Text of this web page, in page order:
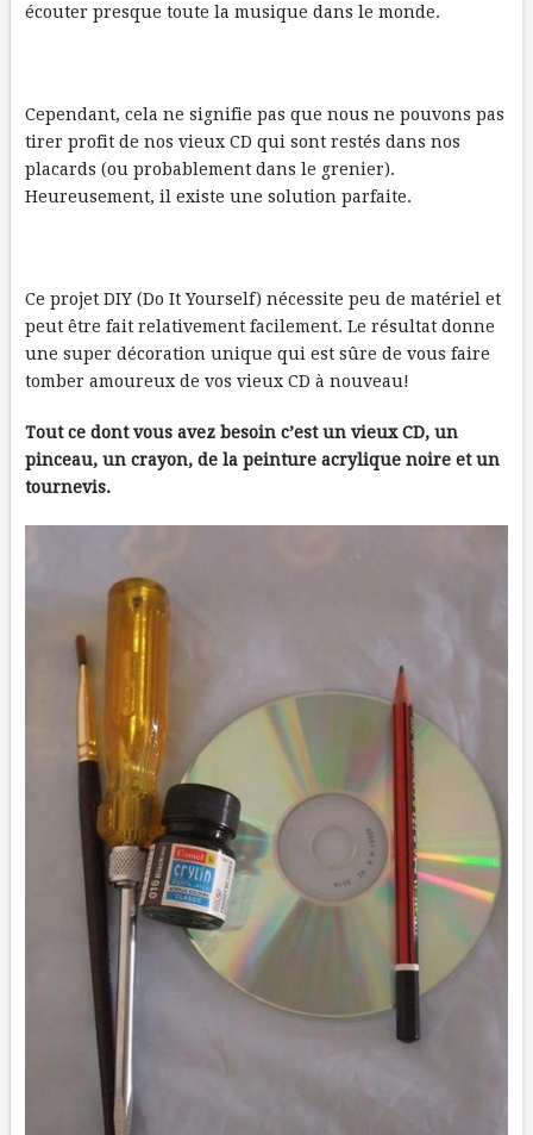
écouter presque toute la musique dans le monde.
Cependant, cela ne signifie pas que nous ne pouvons pas
tirer profit de nos vieux CD qui sont restés dans nos
placards (ou probablement dans le grenier).
Heureusement, il existe une solution parfaite.
Ce projet DIY (Do It Yourself) nécessite peu de matériel et
peut être fait relativement facilement. Le résultat donne
une super décoration unique qui est sûre de vous faire
tomber amoureux de vos vieux CD à nouveau!
Tout ce dont vous avez besoin c’est un vieux CD, un
pinceau, un crayon, de la peinture acrylique noire et un
tournevis.